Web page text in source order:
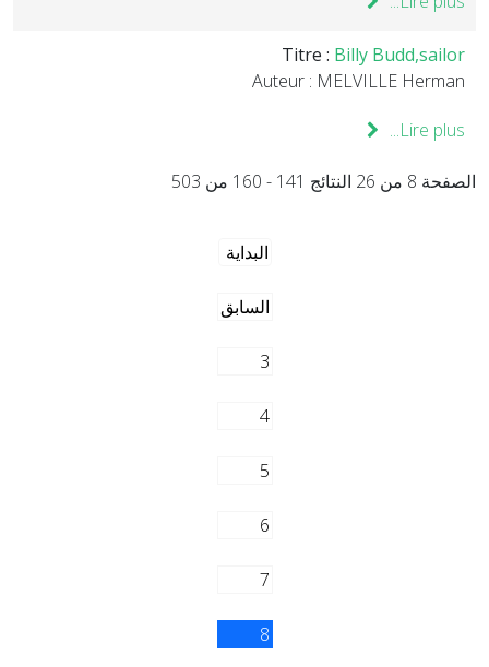
Titre : Billy Budd,sailor
Auteur : MELVILLE Herman
Lire plus...
الصفحة 8 من 26 النتائج 141 - 160 من 503
البداية
السابق
3
4
5
6
7
8